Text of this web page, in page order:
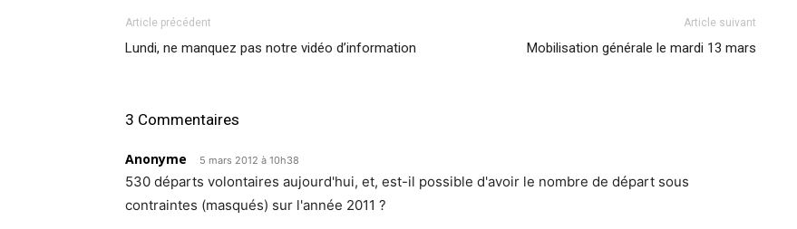
Article précédent
Lundi, ne manquez pas notre vidéo d’information
Article suivant
Mobilisation générale le mardi 13 mars
3 Commentaires
Anonyme 5 mars 2012 à 10h38
530 départs volontaires aujourd'hui, et, est-il possible d'avoir le nombre de départ sous
contraintes (masqués) sur l'année 2011 ?